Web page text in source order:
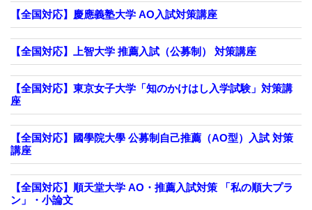
【全国対応】慶應義塾大学 AO入試対策講座
【全国対応】上智大学 推薦入試（公募制） 対策講座
【全国対応】東京女子大学「知のかけはし入学試験」対策講
座
【全国対応】國學院大學 公募制自己推薦（AO型）入試 対策
講座
【全国対応】順天堂大学 AO・推薦入試対策 「私の順大プラ
ン」・小論文